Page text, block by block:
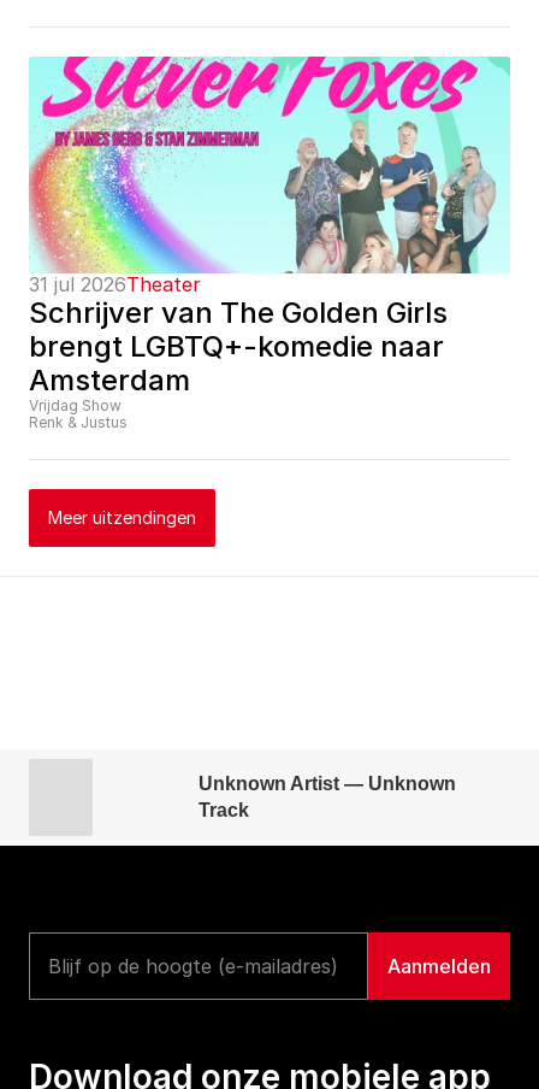
31 jul 2026Theater
Schrijver van The Golden Girls
brengt LGBTQ+-komedie naar
Amsterdam
Vrijdag Show
Renk & Justus
Meer uitzendingen
Unknown Artist — Unknown
Track
Download onze mobiele app